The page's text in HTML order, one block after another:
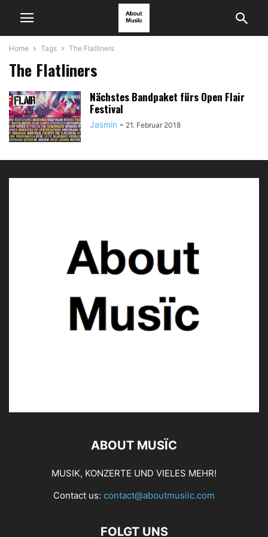
Home Tags The Flatliners
The Flatliners
Nächstes Bandpaket fürs Open Flair
Festival
Jasmin - 21. Februar 2018
ABOUT MUSÏC
MUSIK, KONZERTE UND VIELES MEHR!
Contact us: contact@aboutmusiic.com
FOLGT UNS